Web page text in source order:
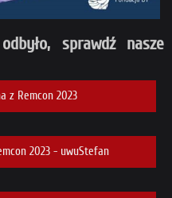
sprawdź nasze
z Remcon 2023
2023 - uwuStefan